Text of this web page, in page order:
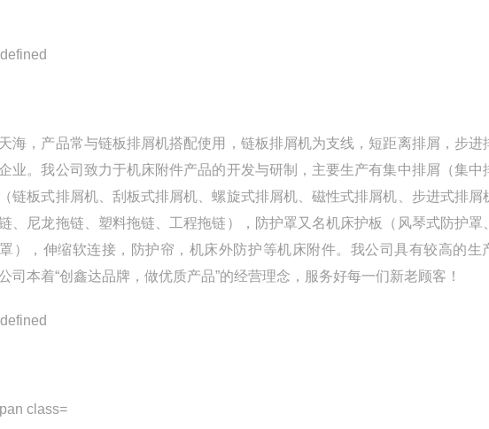
海，产品常与链板排屑机搭配使用，链板排屑机为支线，短距离排屑，步
业。我公司致力于机床附件产品的开发与研制，主要生产有集中排屑（集
链板式排屑机、刮板式排屑机、螺旋式排屑机、磁性式排屑机、步进式排
、尼龙拖链、塑料拖链、工程拖链），防护罩又名机床护板（风琴式防护
），伸缩软连接，防护帘，机床外防护等机床附件。我公司具有较高的
司本着“创鑫达品牌，做优质产品”的经营理念，服务好每一们新老顾客！